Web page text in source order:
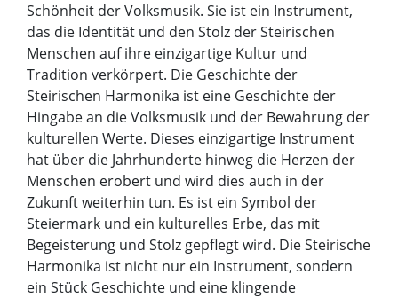
Schönheit der Volksmusik. Sie ist ein Instrument,
das die Identität und den Stolz der Steirischen
Menschen auf ihre einzigartige Kultur und
Tradition verkörpert. Die Geschichte der
Steirischen Harmonika ist eine Geschichte der
Hingabe an die Volksmusik und der Bewahrung der
kulturellen Werte. Dieses einzigartige Instrument
hat über die Jahrhunderte hinweg die Herzen der
Menschen erobert und wird dies auch in der
Zukunft weiterhin tun. Es ist ein Symbol der
Steiermark und ein kulturelles Erbe, das mit
Begeisterung und Stolz gepflegt wird. Die Steirische
Harmonika ist nicht nur ein Instrument, sondern
ein Stück Geschichte und eine klingende